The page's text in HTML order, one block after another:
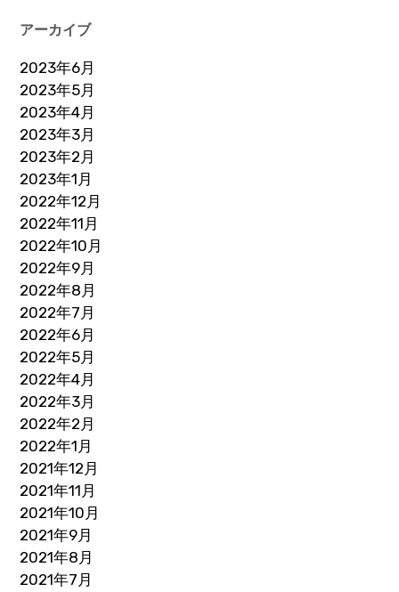
アーカイブ
2023年6月
2023年5月
2023年4月
2023年3月
2023年2月
2023年1月
2022年12月
2022年11月
2022年10月
2022年9月
2022年8月
2022年7月
2022年6月
2022年5月
2022年4月
2022年3月
2022年2月
2022年1月
2021年12月
2021年11月
2021年10月
2021年9月
2021年8月
2021年7月